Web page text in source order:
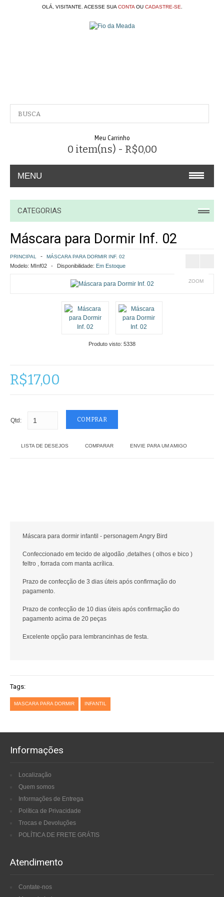
OLÁ, VISITANTE. ACESSE SUA CONTAOU CADASTRE-SE
Meu Carrinho
0 item(ns) - R$0,00
MENU
A EMPRESA
CONTATO
COMO COMPRAR
POLÍTICA DE FRETE GRÁTIS
SIMULAR FRETE
FINALIZAR COMPRA
CATEGORIAS
Máscara para Dormir Inf. 02
PRINCIPAL MÁSCARA PARA DORMIR INF. 02
Modelo: MInf02 Disponibilidade: Em Estoque
ZOOM
Produto visto: 5338
R$17,00
Qtd:
LISTA DE DESEJOS COMPARAR ENVIE PARA UM AMIGO
Máscara para dormir infantil - personagem Angry Bird
Confeccionado em tecido de algodão ,detalhes ( olhos e bico )
feltro , forrada com manta acrílica.
Prazo de confecção de 3 dias úteis após confirmação do
pagamento.
Prazo de confecção de 10 dias úteis após confirmação do
pagamento acima de 20 peças
Excelente opção para lembrancinhas de festa.
Tags:
MASCARA PARA DORMIR INFANTIL
Informações
Localização
Quem somos
Informações de Entrega
Política de Privacidade
Trocas e Devoluções
POLÍTICA DE FRETE GRÁTIS
Atendimento
Contate-nos